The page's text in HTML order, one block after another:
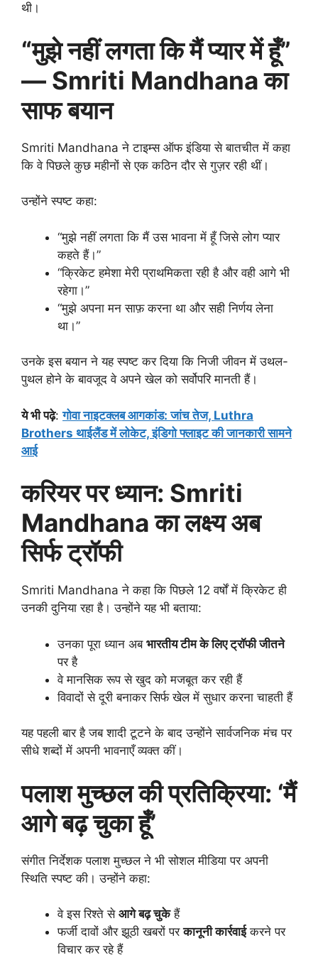
थी।
“मुझे नहीं लगता कि मैं प्यार में हूँ”
— Smriti Mandhana का
साफ बयान
Smriti Mandhana ने टाइम्स ऑफ इंडिया से बातचीत में कहा
कि वे पिछले कुछ महीनों से एक कठिन दौर से गुज़र रही थीं।
उन्होंने स्पष्ट कहा:
“मुझे नहीं लगता कि मैं उस भावना में हूँ जिसे लोग प्यार
कहते हैं।”
“क्रिकेट हमेशा मेरी प्राथमिकता रही है और वही आगे भी
रहेगा।”
“मुझे अपना मन साफ़ करना था और सही निर्णय लेना
था।”
उनके इस बयान ने यह स्पष्ट कर दिया कि निजी जीवन में उथल-
पुथल होने के बावजूद वे अपने खेल को सर्वोपरि मानती हैं।
ये भी पढ़े:गोवा नाइटक्लब आगकांड: जांच तेज, Luthra
Brothers थाईलैंड में लोकेट, इंडिगो फ्लाइट की जानकारी सामने
आई
करियर पर ध्यान: Smriti
Mandhana का लक्ष्य अब
सिर्फ ट्रॉफी
Smriti Mandhana ने कहा कि पिछले 12 वर्षों में क्रिकेट ही
उनकी दुनिया रहा है। उन्होंने यह भी बताया:
उनका पूरा ध्यान अब भारतीय टीम के लिए ट्रॉफी जीतने
पर है
वे मानसिक रूप से खुद को मजबूत कर रही हैं
विवादों से दूरी बनाकर सिर्फ खेल में सुधार करना चाहती हैं
यह पहली बार है जब शादी टूटने के बाद उन्होंने सार्वजनिक मंच पर
सीधे शब्दों में अपनी भावनाएँ व्यक्त कीं।
पलाश मुच्छल की प्रतिक्रिया: ‘मैं
आगे बढ़ चुका हूँ’
संगीत निर्देशक पलाश मुच्छल ने भी सोशल मीडिया पर अपनी
स्थिति स्पष्ट की। उन्होंने कहा:
वे इस रिश्ते से आगे बढ़ चुकेहैं
फर्जी दावों और झूठी खबरों परकानूनी कार्रवाईकरने पर
विचार कर रहे हैं